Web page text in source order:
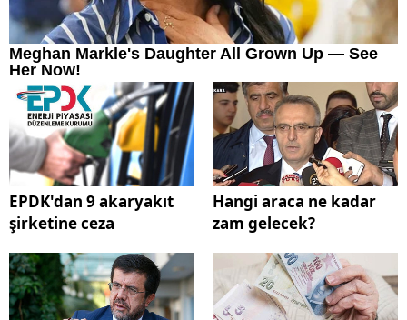
EPDK'dan 9 akaryakıt
şirketine ceza
Hangi araca ne kadar
zam gelecek?